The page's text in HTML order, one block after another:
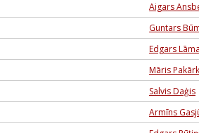
Aigars
Guntars
Edgars Lāma
Māris
Salvis Daģis
Armīns